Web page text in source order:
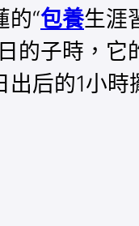
的“包養生涯
的子時，
出后的1小